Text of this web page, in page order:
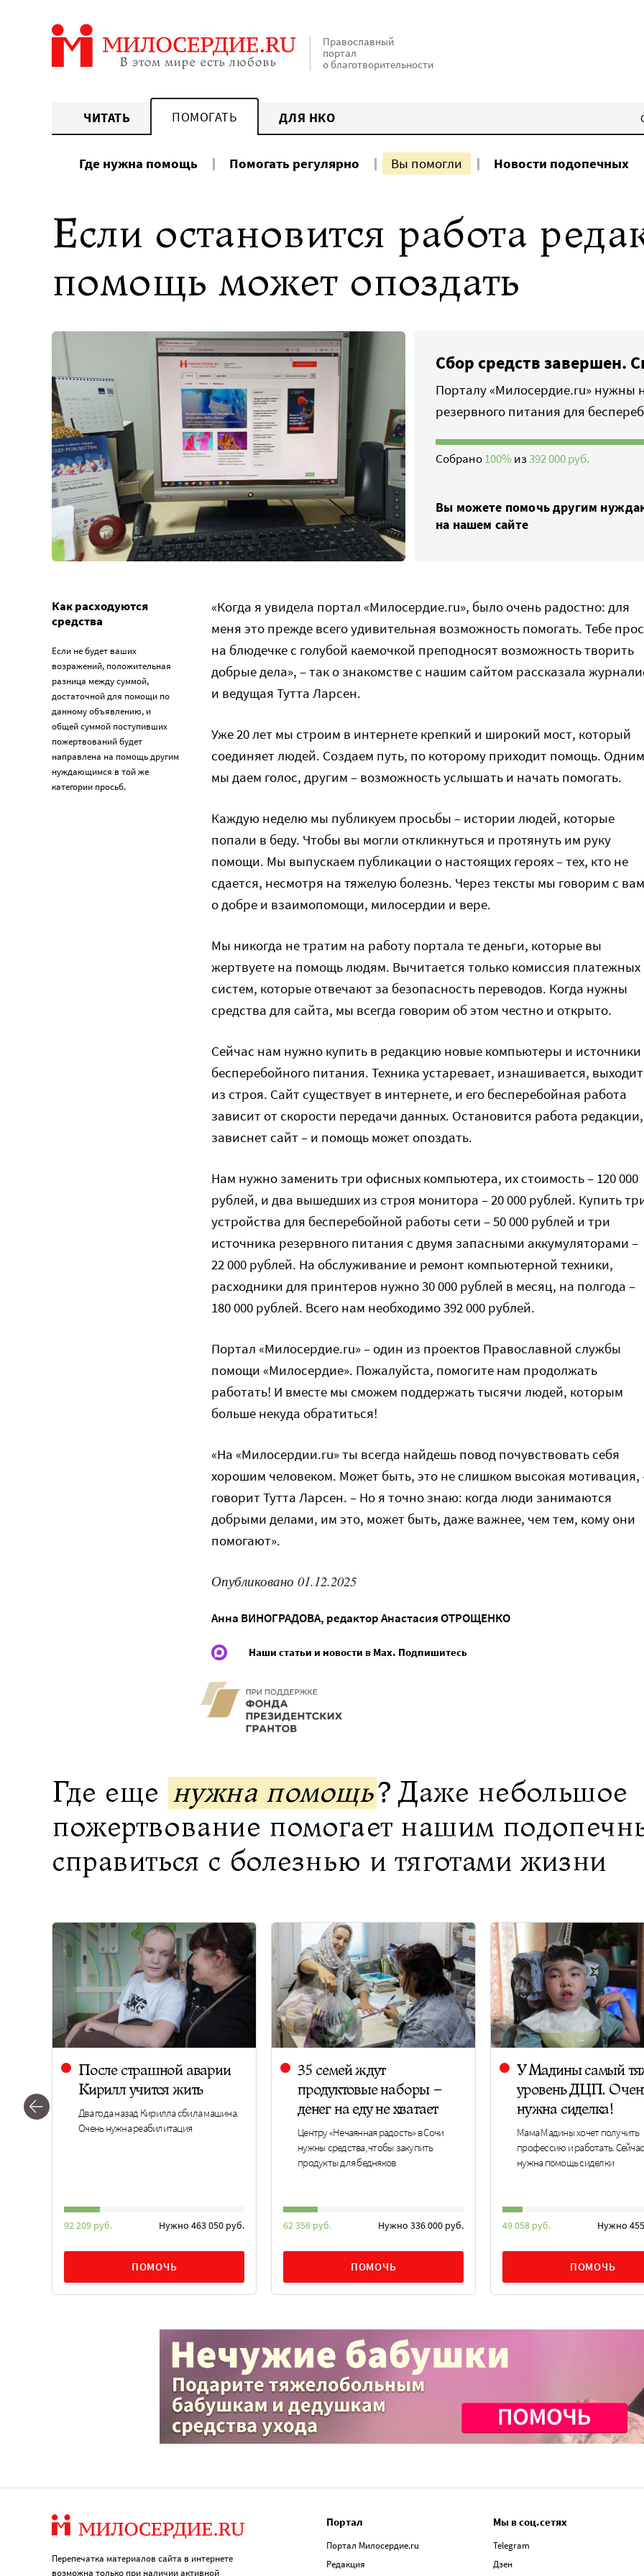
Православный
портал
о благотворительности
ЧИТАТЬ ПОМОГАТЬ ДЛЯ НКО
Где нужна помощь Помогать регулярно Вы помогли Новости подопечных
Если остановится работа
помощь может опоздать
Сбор средств завершен.
Порталу «Милосердие.ru» нужны
резервного питания для
Собрано100%из392 000 руб.
Вы можете помочь другим
на нашем сайте
Как расходуются
средства
Если не будет ваших
возражений, положительная
разница между суммой,
достаточной для помощи по
данному объявлению, и
общей суммой поступивших
пожертвований будет
направлена на помощь другим
нуждающимся в той же
категории просьб.
«Когда я увидела портал «Милосердие.ru», было очень радостно: для
меня это прежде всего удивительная возможность помогать. Тебе
на блюдечке с голубой каемочкой преподносят возможность творить
добрые дела», – так о знакомстве с нашим сайтом рассказала
и ведущая Тутта Ларсен.
Уже 20 лет мы строим в интернете крепкий и широкий мост, который
соединяет людей. Создаем путь, по которому приходит помощь. Одним
мы даем голос, другим – возможность услышать и начать помогать.
Каждую неделю мы публикуем просьбы – истории людей, которые
попали в беду. Чтобы вы могли откликнуться и протянуть им руку
помощи. Мы выпускаем публикации о настоящих героях – тех, кто не
сдается, несмотря на тяжелую болезнь. Через тексты мы говорим с
о добре и взаимопомощи, милосердии и вере.
Мы никогда не тратим на работу портала те деньги, которые вы
жертвуете на помощь людям. Вычитается только комиссия платежных
систем, которые отвечают за безопасность переводов. Когда нужны
средства для сайта, мы всегда говорим об этом честно и открыто.
Сейчас нам нужно купить в редакцию новые компьютеры и источники
бесперебойного питания. Техника устаревает, изнашивается, выходит
из строя. Сайт существует в интернете, и его бесперебойная работа
зависит от скорости передачи данных. Остановится работа редакции,
зависнет сайт – и помощь может опоздать.
Нам нужно заменить три офисных компьютера, их стоимость – 120 000
рублей, и два вышедших из строя монитора – 20 000 рублей. Купить
устройства для бесперебойной работы сети – 50 000 рублей и три
источника резервного питания с двумя запасными аккумуляторами –
22 000 рублей. На обслуживание и ремонт компьютерной техники,
расходники для принтеров нужно 30 000 рублей в месяц, на полгода –
180 000 рублей. Всего нам необходимо 392 000 рублей.
Портал «Милосердие.ru» – один из проектов Православной службы
помощи «Милосердие». Пожалуйста, помогите нам продолжать
работать! И вместе мы сможем поддержать тысячи людей, которым
больше некуда обратиться!
«На «Милосердии.ru» ты всегда найдешь повод почувствовать себя
хорошим человеком. Может быть, это не слишком высокая мотивация,
говорит Тутта Ларсен. – Но я точно знаю: когда люди занимаются
добрыми делами, им это, может быть, даже важнее, чем тем, кому они
помогают».
Опубликовано 01.12.2025
Анна ВИНОГРАДОВА, редакторАнастасия ОТРОЩЕНКО
Наши статьи и новости в Max. Подпишитесь
Где еще нужна помощь? Даже небольшое
пожертвование помогает нашим
справиться с болезнью и тяготами жизни
После страшной аварии
Кирилл учится жить
Два года назад Кирилла сбила машина.
Очень нужна реабилитация
92 209 руб. Нужно 463 050 руб.
ПОМОЧЬ
35 семей ждут
продуктовые наборы –
денег на еду не хватает
Центру «Нечаянная радость» в Сочи
нужны средства, чтобы закупить
продукты для бедняков
62 356 руб. Нужно 336 000 руб.
ПОМОЧЬ
У Мадины самый
уровень ДЦП.
нужна сиделка!
Мама Мадины хочет получить
профессию и работать.
нужна помощь сиделки
49 058 руб. Нужно
ПОМОЧЬ
Перепечатка материалов сайта в интернете
возможна только при наличии активной
Портал
Портал Милосердие.ru
Редакция
Мы в соц.сетях
Telegram
Дзен